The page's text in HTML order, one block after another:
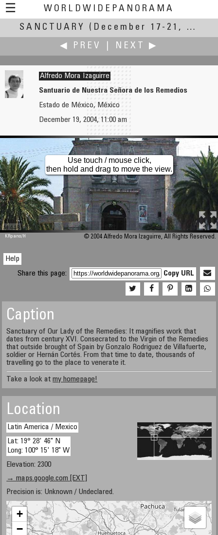
☰
WORLDWIDEPANORAMA
Sanctuary:
SANCTUARY
(December 17-21, 2004)
◀ PREV
NEXT ▶
John Mitchener
Alfredo Mora Izaguirre
Santuario de Nuestra Señora de los Remedios
Estado de México, México
December 19, 2004, 11:00 am
M 448
Use touch / mouse click,
then hold and drag to move the view.
KRpano/H © 2004 Alfredo Mora Izaguirre, All Rights Reserved.
Help
Share this page:
Copy URL
Caption
Sanctuary of Our Lady of the Remedies: It magnifies work that
dates from century XVI. Consecrated to the Virgin of the Remedies
that outside brought of Spain by Gonzalo Rodriguez de Villafuerte,
soldier or Hernán Cortés. From that time to date, thousands of
travelling go to the place to venerate it.
Take a look atmy homepage!
Location
Latin America / Mexico
Lat: 19° 28' 46" N
Long: 100° 15' 18" W
Elevation: 2300
→ maps.google.com [EXT]
Precision is: Unknown / Undeclared.
+
−